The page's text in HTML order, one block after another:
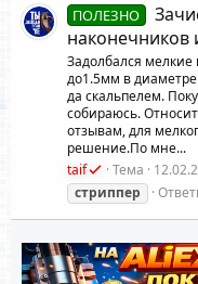
ПОЛЕЗНО
наконечников
Задолбался мелкие
до1.5мм в
да скальпелем.
собираюсь.
отзывам, для
решение.По мне...
taif
Тема
стриппер